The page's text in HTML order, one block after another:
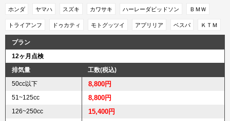
ホンダ ヤマハ スズキ カワサキ ハーレーダビッドソン ＢＭＷ
トライアンフ ドゥカティ モトグッツイ アプリリア ベスパ ＫＴＭ
プラン
12ヶ月点検
排気量
工数(税込)
50cc以下
8,800円
51~125cc 8,800円
126~250cc 15,400円